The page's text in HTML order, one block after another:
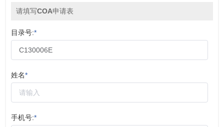
请填写COA申请表
目录号:*
姓名*
手机号:*